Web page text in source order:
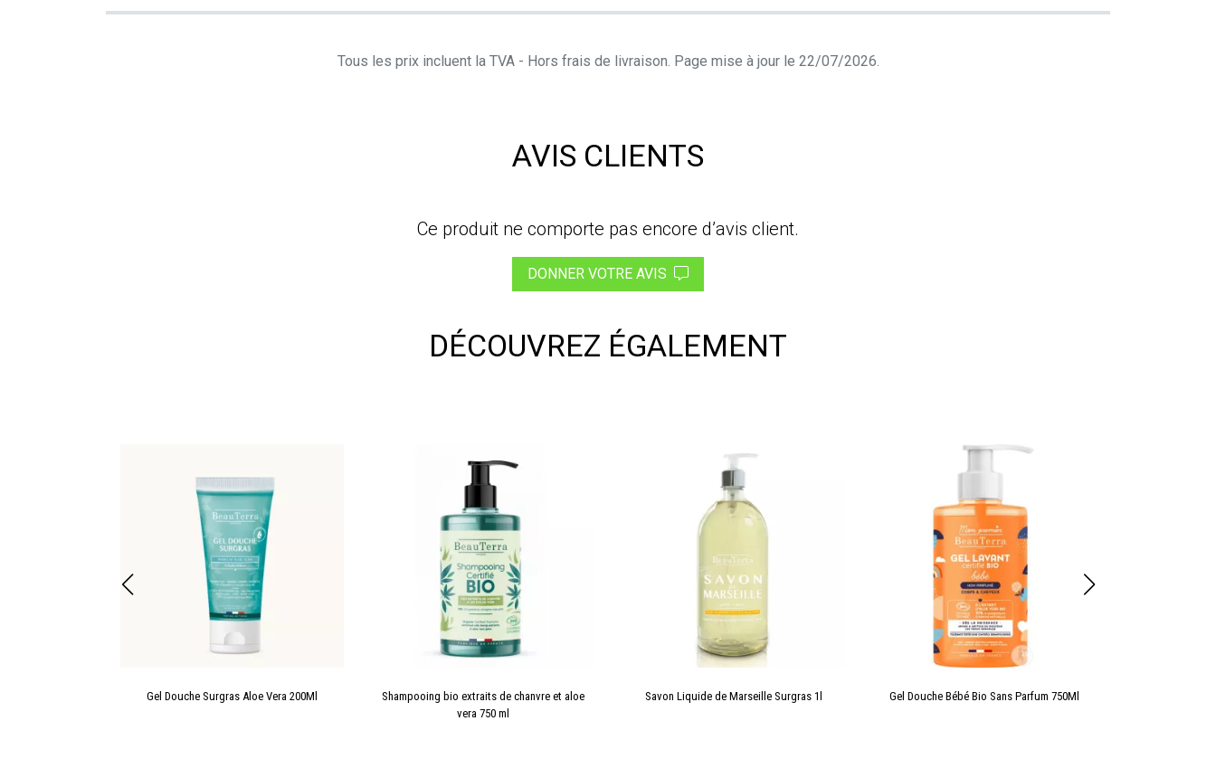
Tous les prix incluent la TVA - Hors frais de livraison. Page mise à jour le 22/07/2026.
AVIS CLIENTS
Ce produit ne comporte pas encore d’avis client.
DONNER VOTRE AVIS
DÉCOUVREZ ÉGALEMENT
Gel Douche Surgras Aloe Vera 200Ml
Shampooing bio extraits de chanvre et aloe
vera 750 ml
Savon Liquide de Marseille Surgras 1l Gel Douche Bébé Bio Sans Parfum 750Ml